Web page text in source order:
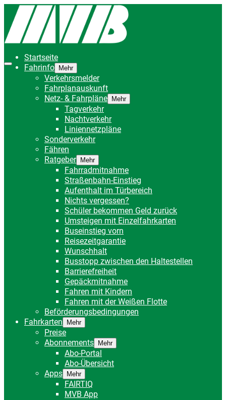
Startseite
Fahrinfo
Mehr
Verkehrsmelder
Fahrplanauskunft
Netz- & Fahrpläne
Mehr
Tagverkehr
Nachtverkehr
Liniennetzpläne
Sonderverkehr
Fähren
Ratgeber
Mehr
Fahrradmitnahme
Straßenbahn-Einstieg
Aufenthalt im Türbereich
Nichts vergessen?
Schüler bekommen Geld zurück
Umsteigen mit Einzelfahrkarten
Buseinstieg vorn
Reisezeitgarantie
Wunschhalt
Busstopp zwischen den Haltestellen
Barrierefreiheit
Gepäckmitnahme
Fahren mit Kindern
Fahren mit der Weißen Flotte
Beförderungsbedingungen
Fahrkarten
Mehr
Preise
Abonnements
Mehr
Abo-Portal
Abo-Übersicht
Apps
Mehr
FAIRTIQ
MVB App